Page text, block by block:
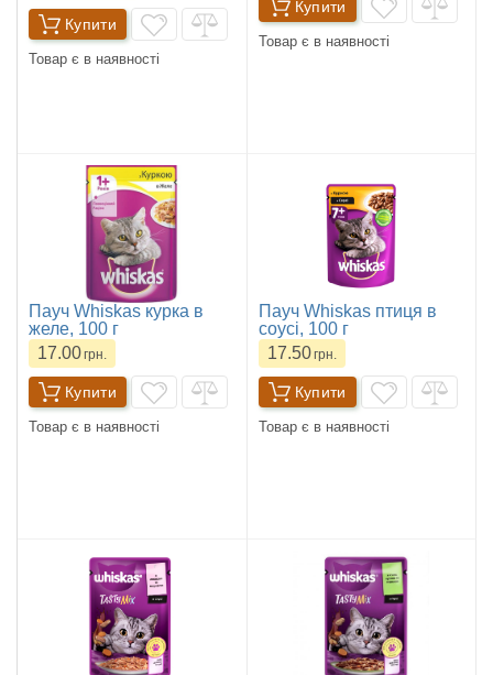
Купити
Товар є в наявності
Купити
Товар є в наявності
Пауч Whiskas курка в
желе, 100 г
17.00грн.
Купити
Товар є в наявності
Пауч Whiskas птиця в
соусі, 100 г
17.50грн.
Купити
Товар є в наявності